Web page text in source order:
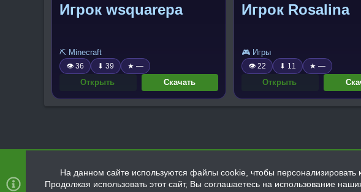
Игрок wsquarepa
⛏️ Minecraft
👁 36 ⬇ 39 ★ —
Открыть Скачать
Игрок Rosalina
🎮 Игры
👁 22 ⬇ 11 ★ —
Открыть
На данном сайте используются файлы cookie, чтобы персонализировать
Продолжая использовать этот сайт, Вы соглашаетесь на использование